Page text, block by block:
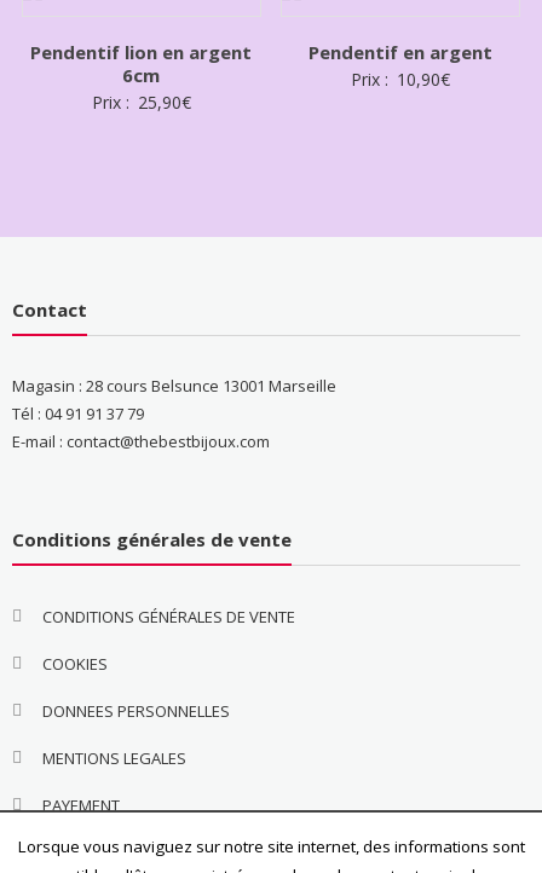
Pendentif lion en argent
6cm
Prix : 25,90€
Pendentif en argent
Prix : 10,90€
Contact
Magasin : 28 cours Belsunce 13001 Marseille
Tél : 04 91 91 37 79
E-mail : contact@thebestbijoux.com
Conditions générales de vente
CONDITIONS GÉNÉRALES DE VENTE
COOKIES
DONNEES PERSONNELLES
MENTIONS LEGALES
PAYEMENT
Lorsque vous naviguez sur notre site internet, des informations sont